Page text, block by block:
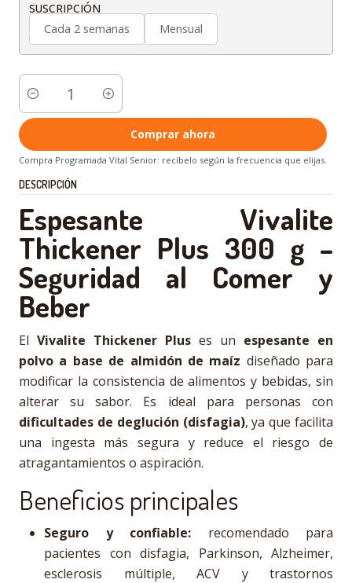
SUSCRIPCIÓN
Cada 2 semanas
Mensual
Cantidad
Comprar ahora
Compra Programada Vital Senior: recíbelo según la frecuencia que elijas.
DESCRIPCIÓN
Espesante Vivalite
Thickener Plus 300 g –
Seguridad al Comer y
Beber
El Vivalite Thickener Plus es un espesante en
polvo a base de almidón de maíz diseñado para
modificar la consistencia de alimentos y bebidas, sin
alterar su sabor. Es ideal para personas con
dificultades de deglución (disfagia), ya que facilita
una ingesta más segura y reduce el riesgo de
atragantamientos o aspiración.
Beneficios principales
Seguro y confiable: recomendado para
pacientes con disfagia, Parkinson, Alzheimer,
esclerosis múltiple, ACV y trastornos